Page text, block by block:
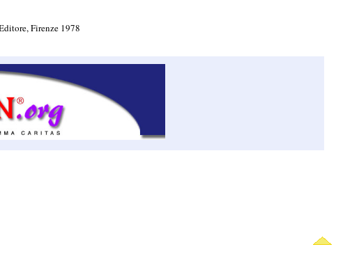
Firenze 1978